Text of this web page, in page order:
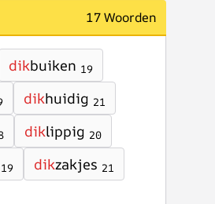
17 Woorden
dikbuiken 19
dikhuidig 21
diklippig 20
19 dikzakjes 21